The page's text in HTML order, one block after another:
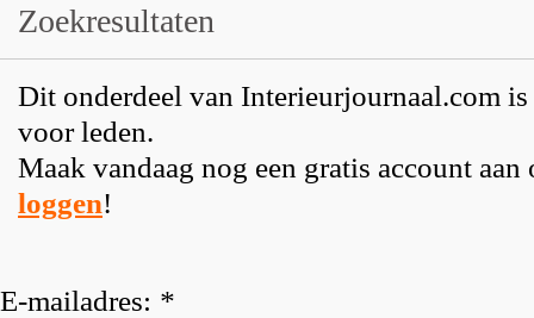
Zoekresultaten
Dit onderdeel van Interieurjournaal.com
voor leden.
Maak vandaag nog een gratis account
loggen!
E-mailadres: *